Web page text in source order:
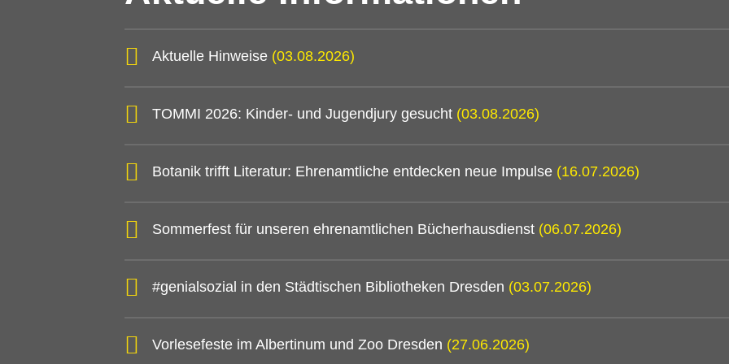
Aktuelle Hinweise (03.08.2026)
TOMMI 2026: Kinder- und Jugendjury gesucht (03.08.2026)
Botanik trifft Literatur: Ehrenamtliche entdecken neue Impulse (16.07.2026)
Sommerfest für unseren ehrenamtlichen Bücherhausdienst (06.07.2026)
#genialsozial in den Städtischen Bibliotheken Dresden (03.07.2026)
Vorlesefeste im Albertinum und Zoo Dresden (27.06.2026)